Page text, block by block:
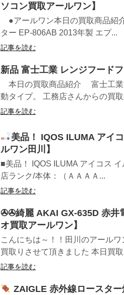
ソコン買取アールワン】
●アールワン本日の買取商品紹
ター EP-806AB 2013年製 エプ...
記事を読む
新品 富士工業 レンジフード
本日の買取商品紹介 富士工業
動タイプ。 工務店さんからの買
記事を読む
美品！ IQOS ILUMA アイ
ルワン田川】
■美品！ IQOS ILUMA アイコス
店ランク/本体：（ＡＡＡＡ...
記事を読む
✇✇綺麗 AKAI GX-635D 赤井
オ買取アールワン】
こんにちは～！！田川のアール
買取りさせて頂きました 本日買
記事を読む
ZAIGLE 赤外線ロースタ